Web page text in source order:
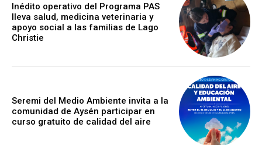
Inédito operativo del Programa PAS
lleva salud, medicina veterinaria y
apoyo social a las familias de Lago
Christie
Seremi del Medio Ambiente invita a la
comunidad de Aysén participar en
curso gratuito de calidad del aire